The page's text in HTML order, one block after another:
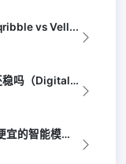
vs Vell...
Midjourney v8深度评测：AI绘画王座还稳吗（Digital Arts...
Anthropic Claude Haiku评测：最快最便宜的智能模型（Late...